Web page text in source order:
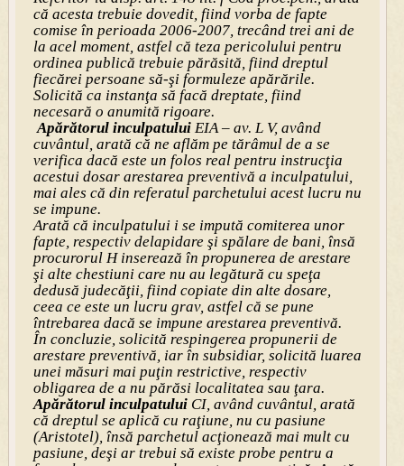
că acesta trebuie dovedit, fiind vorba de fapte
comise în perioada 2006-2007, trecând trei ani de
la acel moment, astfel că teza pericolului pentru
ordinea publică trebuie părăsită, fiind dreptul
fiecărei persoane să-şi formuleze apărările.
Solicită ca instanţa să facă dreptate, fiind
necesară o anumită rigoare.
Apărătorul inculpatului EIA – av. L V, având
cuvântul, arată că ne aflăm pe tărâmul de a se
verifica dacă este un folos real pentru instrucţia
acestui dosar arestarea preventivă a inculpatului,
mai ales că din referatul parchetului acest lucru nu
se impune.
Arată că inculpatului i se impută comiterea unor
fapte, respectiv delapidare şi spălare de bani, însă
procurorul H inserează în propunerea de arestare
şi alte chestiuni care nu au legătură cu speţa
dedusă judecăţii, fiind copiate din alte dosare,
ceea ce este un lucru grav, astfel că se pune
întrebarea dacă se impune arestarea preventivă.
În concluzie, solicită respingerea propunerii de
arestare preventivă, iar în subsidiar, solicită luarea
unei măsuri mai puţin restrictive, respectiv
obligarea de a nu părăsi localitatea sau ţara.
Apărătorul inculpatuluiCI, având cuvântul, arată
că dreptul se aplică cu raţiune, nu cu pasiune
(Aristotel), însă parchetul acţionează mai mult cu
pasiune, deşi ar trebui să existe probe pentru a